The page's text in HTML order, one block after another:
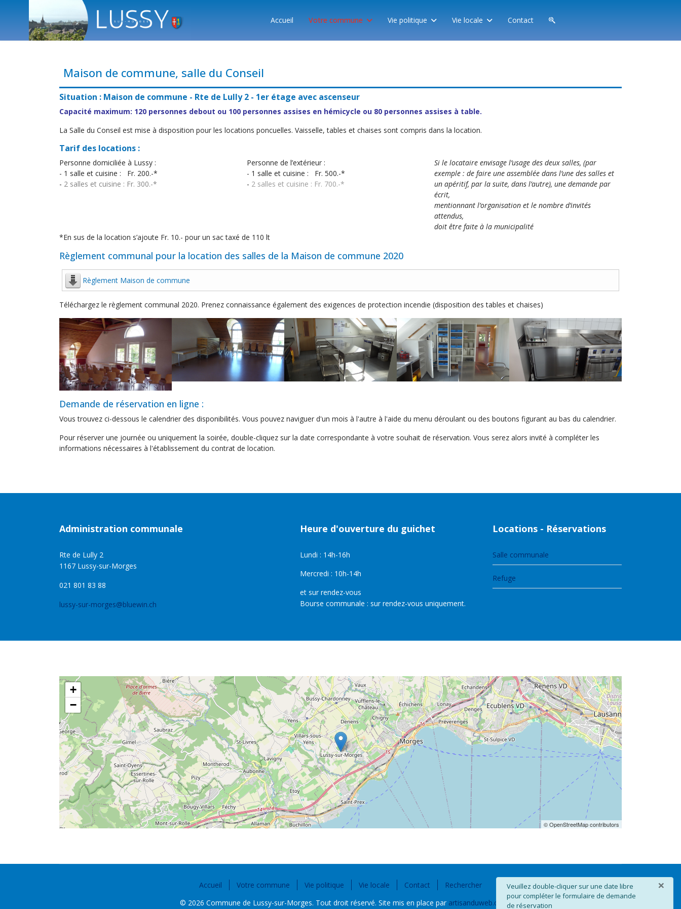
Accueil Votre commune Vie politique Vie locale Contact
×
info
Veuillez double-cliquer sur une date libre
pour compléter le formulaire de demande
de réservation
Maison de commune, salle du Conseil
Situation : Maison de commune - Rte de Lully 2 - 1er étage avec ascenseur
Capacité maximum: 120 personnes debout ou 100 personnes assises en hémicycle ou 80 personnes assises à table.
La Salle du Conseil est mise à disposition pour les locations poncuelles. Vaisselle, tables et chaises sont compris dans la location.
Tarif des locations :
Personne domiciliée à Lussy :
- 1 salle et cuisine : Fr. 200.-*
- 2 salles et cuisine : Fr. 300.-*
Personne de l’extérieur :
- 1 salle et cuisine : Fr. 500.-*
- 2 salles et cuisine : Fr. 700.-*
Si le locataire envisage l’usage des deux salles, (par
exemple : de faire une assemblée dans l’une des salles et
un apéritif, par la suite, dans l’autre), une demande par
écrit,
mentionnant l’organisation et le nombre d’invités
attendus,
doit être faite à la municipalité
*En sus de la location s’ajoute Fr. 10.- pour un sac taxé de 110 lt
Règlement communal pour la location des salles de la Maison de commune 2020
Règlement Maison de commune
Téléchargez le règlement communal 2020. Prenez connaissance également des exigences de protection incendie (disposition des tables et chaises)
Demande de réservation en ligne :
Vous trouvez ci-dessous le calendrier des disponibilités. Vous pouvez naviguer d'un mois à l'autre à l'aide du menu déroulant ou des boutons figurant au bas du calendrier.
Pour réserver une journée ou uniquement la soirée, double-cliquez sur la date correspondante à votre souhait de réservation. Vous serez alors invité à compléter les
informations nécessaires à l'établissement du contrat de location.
Administration communale
Rte de Lully 2
1167 Lussy-sur-Morges
021 801 83 88
lussy-sur-morges@bluewin.ch
Heure d'ouverture du guichet
Lundi : 14h-16h
Mercredi : 10h-14h
et sur rendez-vous
Bourse communale : sur rendez-vous uniquement.
Locations - Réservations
Salle communale
Refuge
+
−
© OpenStreetMap contributors
Accueil Votre commune Vie politique Vie locale Contact
Rechercher
© 2026 Commune de Lussy-sur-Morges. Tout droit réservé. Site mis en place par artisanduweb.ch